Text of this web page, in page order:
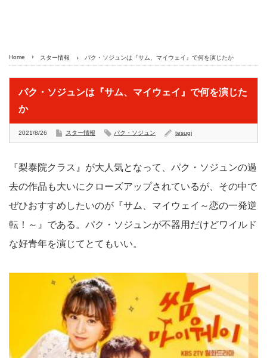
Home スター情報 パク・ソジュンは『サム、マイウェイ』で何を演じたか
パク・ソジュンは『サム、マイウェイ』で何を演じた
か
2021/8/26 スター情報 パク・ソジュン tesugi
『梨泰院クラス』が大人気となって、パク・ソジュンの過
去の作品も大いにクローズアップされているが、その中で
ぜひおすすめしたいのが『サム、マイウェイ～恋の一発逆
転！～』である。パク・ソジュンが不器用だけどワイルド
な好青年を演じてとてもいい。